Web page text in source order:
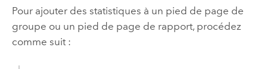
Pour ajouter des statistiques à un pied de page de
groupe ou un pied de page de rapport, procédez
comme suit :